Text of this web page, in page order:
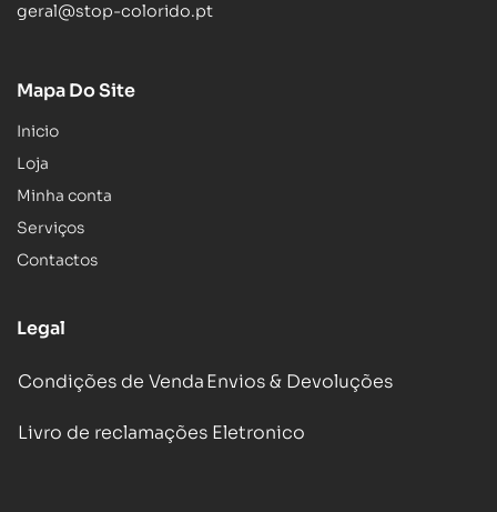
geral@stop-colorido.pt
Mapa Do Site
Inicio
Loja
Minha conta
Serviços
Contactos
Legal
Condições de VendaEnvios & Devoluções
Livro de reclamações Eletronico